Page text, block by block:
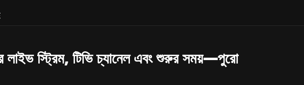
লাইভ স্ট্রিম, টিভি চ্যানেল এবং শুরুর সময়—পুরো